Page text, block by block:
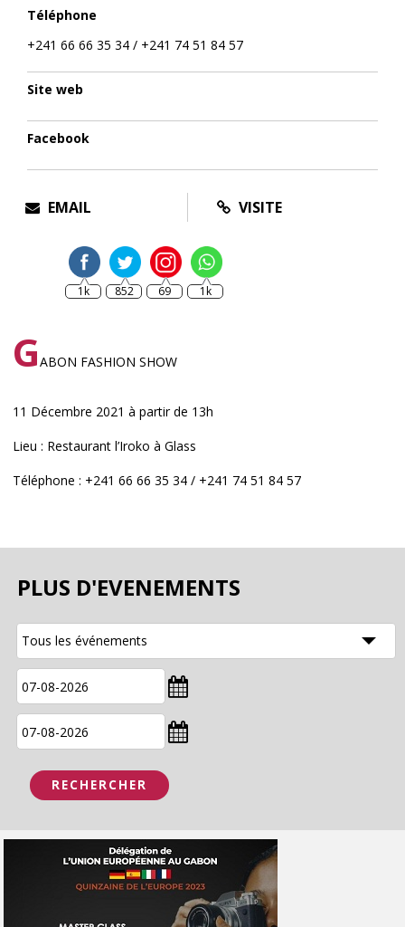
Téléphone
+241 66 66 35 34 / +241 74 51 84 57
Site web
Facebook
EMAIL VISITE
1k 852 69 1k
GABON FASHION SHOW
11 Décembre 2021 à partir de 13h
Lieu : Restaurant l’Iroko à Glass
Téléphone : +241 66 66 35 34 / +241 74 51 84 57
PLUS D'EVENEMENTS